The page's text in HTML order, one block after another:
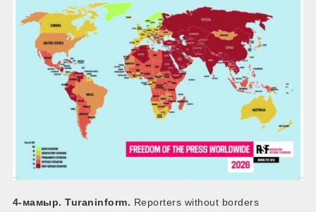
4-мамыр. Turaninform. Reporters without borders